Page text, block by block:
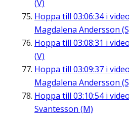
(V)
Hoppa till 03:06:34i
Magdalena Andersson
Hoppa till 03:08:31 i
(V)
Hoppa till 03:09:37 i
Magdalena Andersson
Hoppa till 03:10:54i
Svantesson (M)